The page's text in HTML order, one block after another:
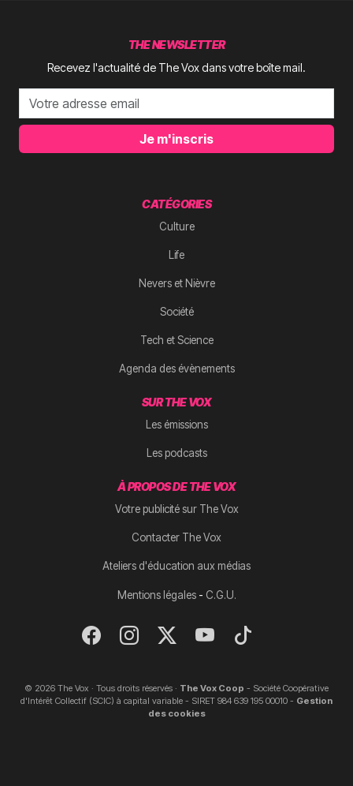
THE NEWSLETTER
Recevez l'actualité de The Vox dans votre boîte mail.
Je m'inscris
CATÉGORIES
Culture
Life
Nevers et Nièvre
Société
Tech et Science
Agenda des évènements
SUR THE VOX
Les émissions
Les podcasts
À PROPOS DE THE VOX
Votre publicité sur The Vox
Contacter The Vox
Ateliers d'éducation aux médias
Mentions légales- C.G.U.
© 2026 The Vox · Tous droits réservés · The Vox Coop - Société Coopérative
d'Intérêt Collectif (SCIC) à capital variable - SIRET 984 639 195 00010 - Gestion
des cookies